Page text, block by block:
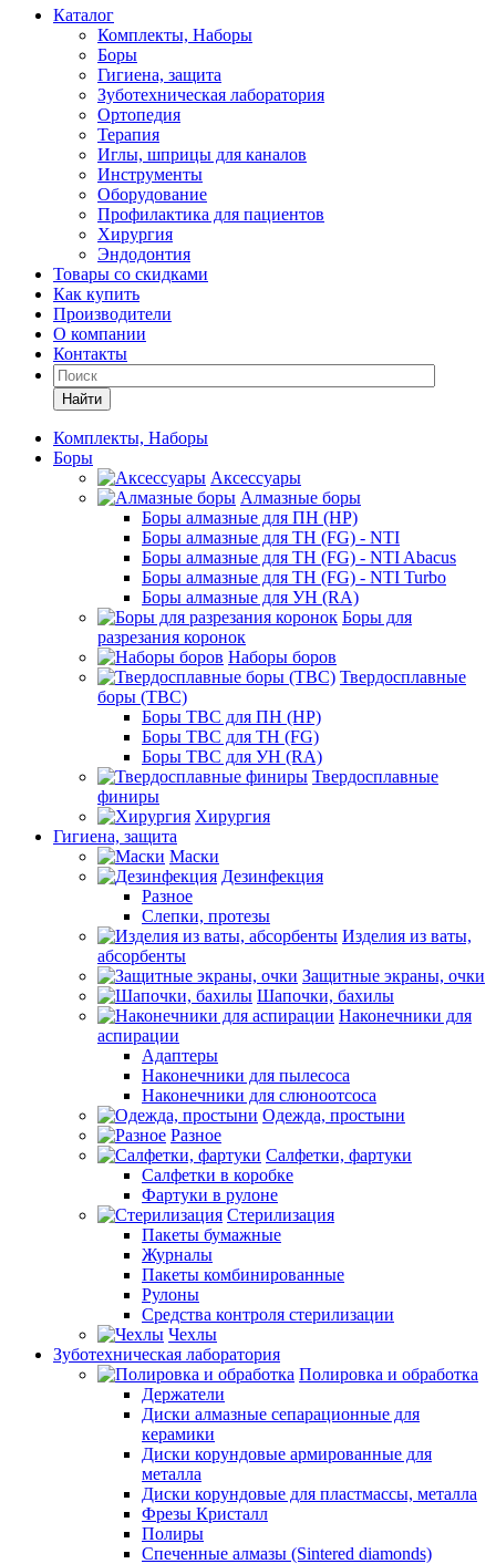
Каталог
Комплекты, Наборы
Боры
Гигиена, защита
Зуботехническая лаборатория
Ортопедия
Терапия
Иглы, шприцы для каналов
Инструменты
Оборудование
Профилактика для пациентов
Хирургия
Эндодонтия
Товары со скидками
Как купить
Производители
О компании
Контакты
Найти
Комплекты, Наборы
Боры
Аксессуары
Алмазные боры
Боры алмазные для ПН (HP)
Боры алмазные для ТН (FG) - NTI
Боры алмазные для ТН (FG) - NTI Abacus
Боры алмазные для ТН (FG) - NTI Turbo
Боры алмазные для УН (RA)
Боры для
разрезания коронок
Наборы боров
Твердосплавные
боры (ТВС)
Боры ТВС для ПН (HP)
Боры ТВС для ТН (FG)
Боры ТВС для УН (RA)
Твердосплавные
финиры
Хирургия
Гигиена, защита
Маски
Дезинфекция
Разное
Слепки, протезы
Изделия из ваты,
абсорбенты
Защитные экраны, очки
Шапочки, бахилы
Наконечники для
аспирации
Адаптеры
Наконечники для пылесоса
Наконечники для слюноотсоса
Одежда, простыни
Разное
Салфетки, фартуки
Салфетки в коробке
Фартуки в рулоне
Стерилизация
Пакеты бумажные
Журналы
Пакеты комбинированные
Рулоны
Средства контроля стерилизации
Чехлы
Зуботехническая лаборатория
Полировка и обработка
Держатели
Диски алмазные сепарационные для
керамики
Диски корундовые армированные для
металла
Диски корундовые для пластмассы, металла
Фрезы Кристалл
Полиры
Спеченные алмазы (Sintered diamonds)